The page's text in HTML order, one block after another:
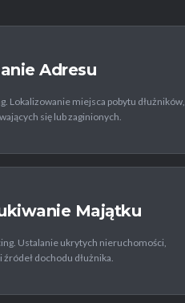
Adresu
Lokalizowanie miejsca pobytu dłużników,
się lub zaginionych.
Majątku
Ustalanie ukrytych nieruchomości,
źródeł dochodu dłużnika.